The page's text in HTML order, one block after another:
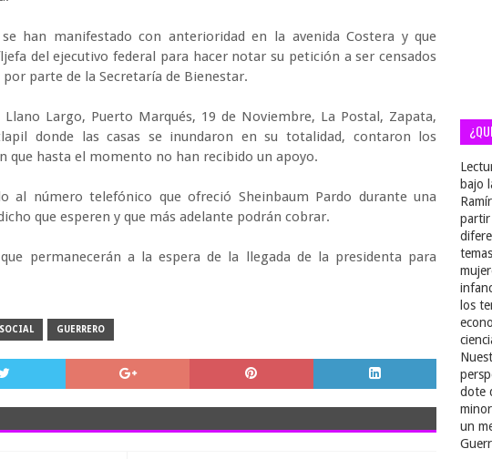
han manifestado con anterioridad en la avenida Costera y que
del ejecutivo federal para hacer notar su petición a ser censados
parte de la Secretaría de Bienestar.
Largo, Puerto Marqués, 19 de Noviembre, La Postal, Zapata,
donde las casas se inundaron en su totalidad, contaron los
que hasta el momento no han recibido un apoyo.
al número telefónico que ofreció Sheinbaum Pardo durante una
que esperen y que más adelante podrán cobrar.
permanecerán a la espera de la llegada de la presidenta para
GUERRERO
bajo
partir
los
dote
un